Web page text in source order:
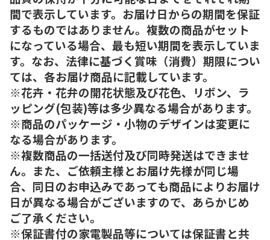
間で表示しています。お届け日からの期間を保証
するものではありません。複数の商品がセット
になっている場合、最も短い期間を表示していま
す。なお、法律に基づく賞味（消費）期限につい
ては、各お届け商品に記載しています。
※花卉・花弁の開花状態及び花色、リボン、ラ
ッピング(包装)等は多少異なる場合があります。
※商品のパッケージ・小物のデザインは変更に
なる場合があります。
※複数商品の一括送付及び同時発送はできませ
ん。また、ご依頼主様とお届け先様が同じ場
合、同日のお申込みであっても商品によりお届け
日が異なる場合がございますので、あらかじめ
ご了承ください。
※保証書付の家電製品等については保証書と共